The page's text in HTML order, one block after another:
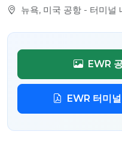
뉴욕, 미국 공항 - 터미널
EWR
EWR 터미